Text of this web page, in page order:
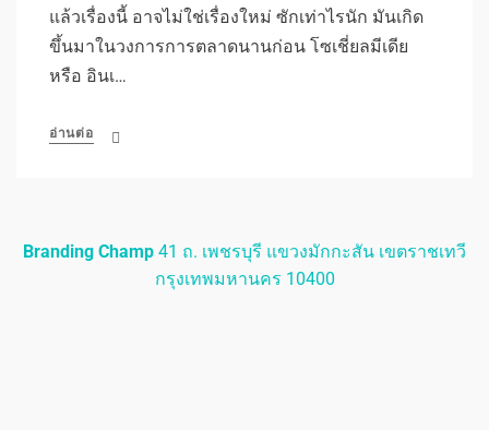
แล้วเรื่องนี้ อาจไม่ใช่เรื่องใหม่ ซักเท่าไรนัก มันเกิด
ขึ้นมาในวงการการตลาดนานก่อน โซเชี่ยลมีเดีย
หรือ อินเ…
อ่านต่อ
Branding Champ 41 ถ. เพชรบุรี แขวงมักกะสัน เขตราชเทวี
กรุงเทพมหานคร 10400